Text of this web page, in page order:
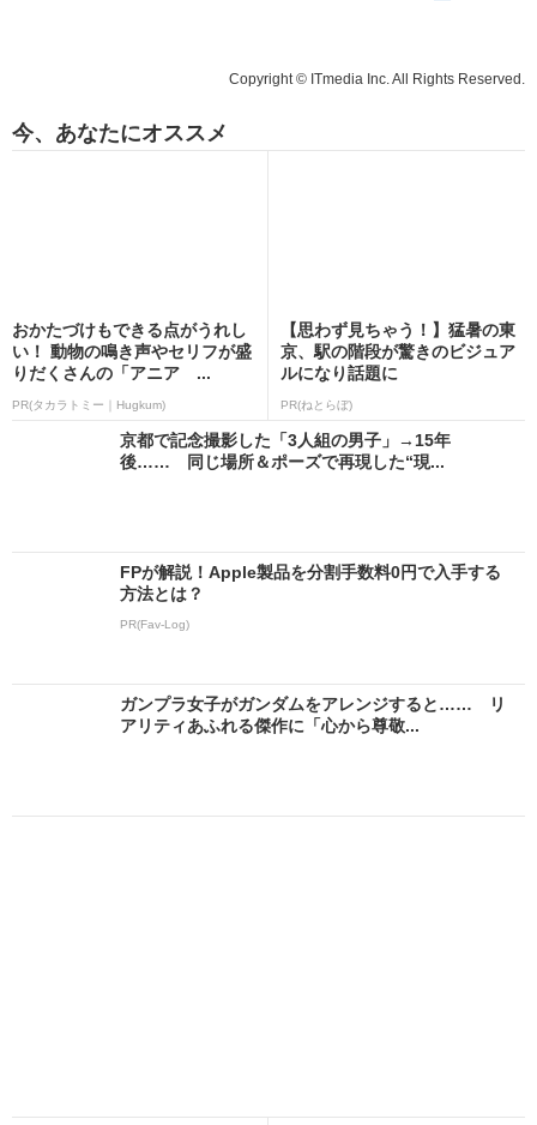
Copyright © ITmedia Inc. All Rights Reserved.
今、あなたにオススメ
おかたづけもできる点がうれし
い！ 動物の鳴き声やセリフが盛
りだくさんの「アニア ...
PR(タカラトミー｜Hugkum)
【思わず見ちゃう！】猛暑の東
京、駅の階段が驚きのビジュア
ルになり話題に
PR(ねとらぼ)
京都で記念撮影した「3人組の男子」→15年
後…… 同じ場所＆ポーズで再現した“現...
FPが解説！Apple製品を分割手数料0円で入手する
方法とは？
PR(Fav-Log)
ガンプラ女子がガンダムをアレンジすると…… リ
アリティあふれる傑作に「心から尊敬...